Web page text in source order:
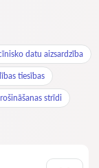
datu aizsardzība
tiesības
strīdi